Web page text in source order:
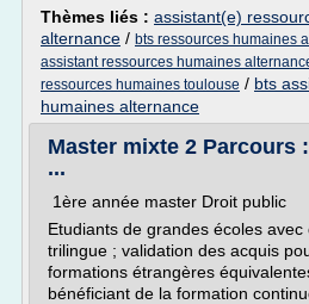
Thèmes liés : assistant(e)
alternance / bts ressources humaines
assistant ressources humaines
ressources humaines toulouse / bts
humaines alternance
Master mixte 2 Parcours
...
1ère année master Droit public
Etudiants de grandes écoles
trilingue ; validation des acquis
formations étrangères
bénéficiant de la formation